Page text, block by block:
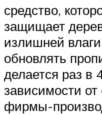
средство,
защищает
излишней
обновлять
делается раз в
зависимости от
фирмы-